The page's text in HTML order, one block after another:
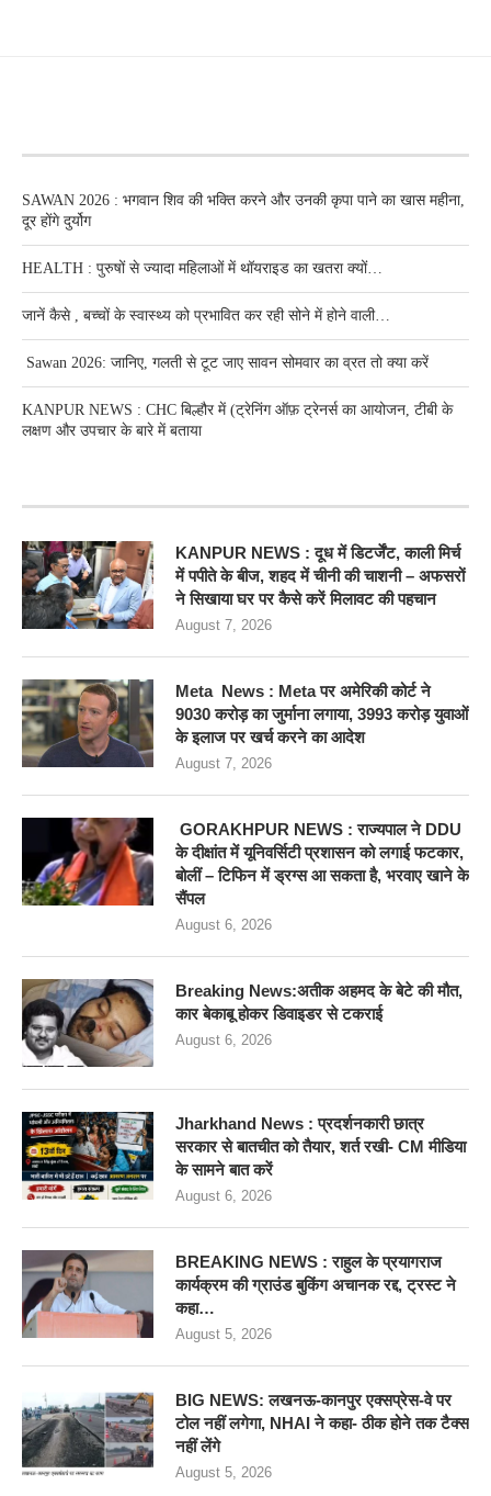
SAWAN 2026 : भगवान शिव की भक्ति करने और उनकी कृपा पाने का खास महीना,
दूर होंगे दुर्योग
HEALTH : पुरुषों से ज्यादा महिलाओं में थॉयराइड का खतरा क्यों…
जानें कैसे , बच्चों के स्वास्थ्य को प्रभावित कर रही सोने में होने वाली…
Sawan 2026: जानिए, गलती से टूट जाए सावन सोमवार का व्रत तो क्या करें
KANPUR NEWS : CHC बिल्हौर में (ट्रेनिंग ऑफ़ ट्रेनर्स का आयोजन, टीबी के
लक्षण और उपचार के बारे में बताया
KANPUR NEWS : दूध में डिटर्जेंट, काली मिर्च
में पपीते के बीज, शहद में चीनी की चाशनी – अफसरों
ने सिखाया घर पर कैसे करें मिलावट की पहचान
August 7, 2026
Meta News : Meta पर अमेरिकी कोर्ट ने
9030 करोड़ का जुर्माना लगाया, 3993 करोड़ युवाओं
के इलाज पर खर्च करने का आदेश
August 7, 2026
GORAKHPUR NEWS : राज्यपाल ने DDU
के दीक्षांत में यूनिवर्सिटी प्रशासन को लगाई फटकार,
बोलीं – टिफिन में ड्रग्स आ सकता है, भरवाए खाने के
सैंपल
August 6, 2026
Breaking News:अतीक अहमद के बेटे की मौत,
कार बेकाबू होकर डिवाइडर से टकराई
August 6, 2026
Jharkhand News : प्रदर्शनकारी छात्र
सरकार से बातचीत को तैयार, शर्त रखी- CM मीडिया
के सामने बात करें
August 6, 2026
BREAKING NEWS : राहुल के प्रयागराज
कार्यक्रम की ग्राउंड बुकिंग अचानक रद्द, ट्रस्ट ने
कहा…
August 5, 2026
BIG NEWS: लखनऊ-कानपुर एक्सप्रेस-वे पर
टोल नहीं लगेगा, NHAI ने कहा- ठीक होने तक टैक्स
नहीं लेंगे
August 5, 2026